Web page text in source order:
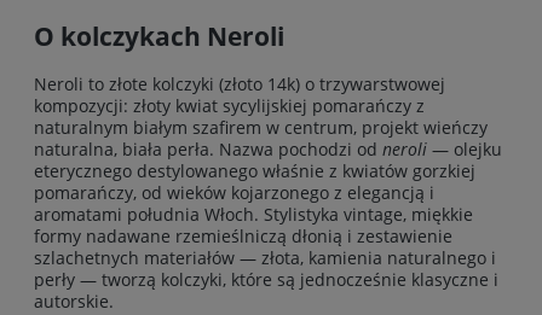
O kolczykach Neroli
Neroli to złote kolczyki (złoto 14k) o trzywarstwowej
kompozycji: złoty kwiat sycylijskiej pomarańczy z
naturalnym białym szafirem w centrum, projekt wieńczy
naturalna, biała perła. Nazwa pochodzi od neroli — olejku
eterycznego destylowanego właśnie z kwiatów gorzkiej
pomarańczy, od wieków kojarzonego z elegancją i
aromatami południa Włoch. Stylistyka vintage, miękkie
formy nadawane rzemieślniczą dłonią i zestawienie
szlachetnych materiałów — złota, kamienia naturalnego i
perły — tworzą kolczyki, które są jednocześnie klasyczne i
autorskie.